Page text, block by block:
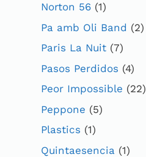
Norton 56 (1)
Pa amb Oli Band (2)
Paris La Nuit (7)
Pasos Perdidos (4)
Peor Impossible (22)
Peppone (5)
Plastics (1)
Quintaesencia (1)